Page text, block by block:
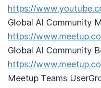
https://
Global AI Community
https://
Global AI Community
https://
Meetup Teams